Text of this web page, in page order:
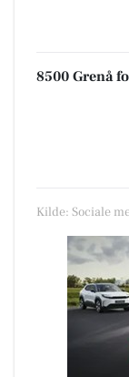
8500 Grenå
Kilde: Sociale